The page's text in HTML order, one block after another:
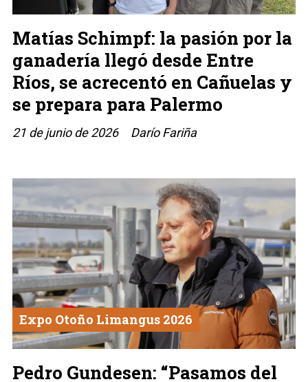
Matías Schimpf: la pasión por la
ganadería llegó desde Entre
Ríos, se acrecentó en Cañuelas y
se prepara para Palermo
Darío Fariña
21 de junio de 2026
Pedro Gundesen: “Pasamos del
Expo Otoño Limangus 2026